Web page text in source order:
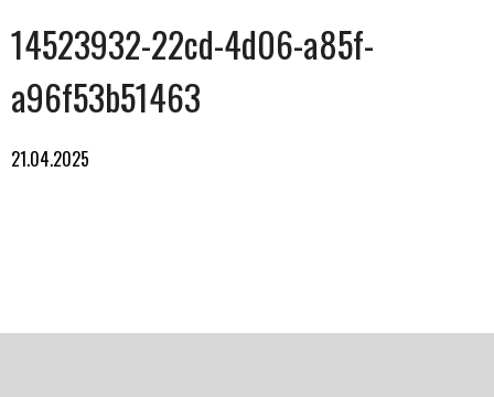
14523932-22cd-4d06-a85f-
a96f53b51463
21.04.2025